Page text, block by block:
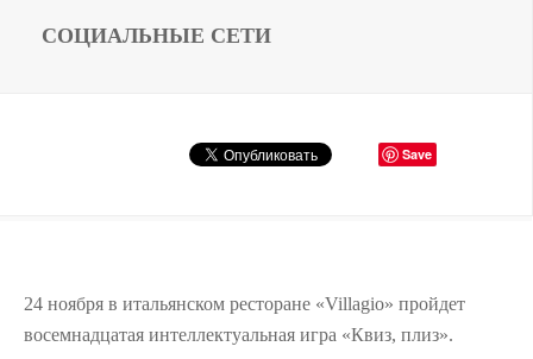
СОЦИАЛЬНЫЕ СЕТИ
Save
24 ноября в итальянском ресторане «Villagio» пройдет
восемнадцатая интеллектуальная игра «Квиз, плиз».